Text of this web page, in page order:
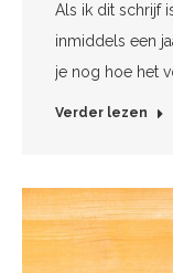
Als ik dit schrijf
inmiddels een
je nog hoe het
Verder lezen